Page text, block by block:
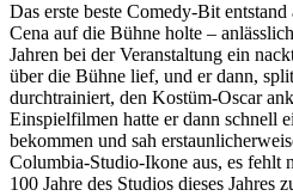
Das erste beste Comedy-Bit
Cena auf die Bühne holte –
Jahren bei der Veranstaltung ein
über die Bühne lief, und er dann,
durchtrainiert, den Kostüm-Oscar
Einspielfilmen hatte er dann schnell
bekommen und sah
Columbia-Studio-Ikone aus, es fehlt
100 Jahre des Studios dieses Jahres